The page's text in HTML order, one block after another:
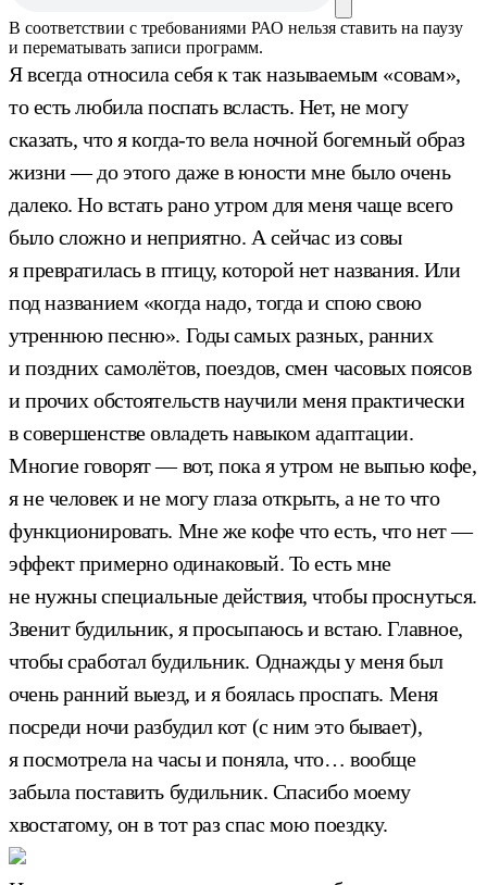
В соответствии с требованиями РАО нельзя ставить на паузу
и перематывать записи программ.
Я всегда относила себя к так называемым «совам»,
то есть любила поспать всласть. Нет, не могу
сказать, что я когда-то вела ночной богемный образ
жизни — до этого даже в юности мне было очень
далеко. Но встать рано утром для меня чаще всего
было сложно и неприятно. А сейчас из совы
я превратилась в птицу, которой нет названия. Или
под названием «когда надо, тогда и спою свою
утреннюю песню». Годы самых разных, ранних
и поздних самолётов, поездов, смен часовых поясов
и прочих обстоятельств научили меня практически
в совершенстве овладеть навыком адаптации.
Многие говорят — вот, пока я утром не выпью кофе,
я не человек и не могу глаза открыть, а не то что
функционировать. Мне же кофе что есть, что нет —
эффект примерно одинаковый. То есть мне
не нужны специальные действия, чтобы проснуться.
Звенит будильник, я просыпаюсь и встаю. Главное,
чтобы сработал будильник. Однажды у меня был
очень ранний выезд, и я боялась проспать. Меня
посреди ночи разбудил кот (с ним это бывает),
я посмотрела на часы и поняла, что… вообще
забыла поставить будильник. Спасибо моему
хвостатому, он в тот раз спас мою поездку.